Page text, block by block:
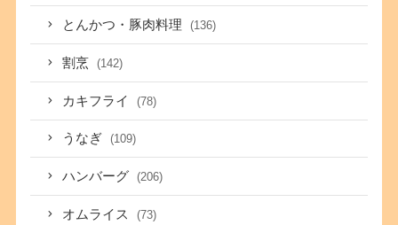
とんかつ・豚肉料理 (136)
割烹 (142)
カキフライ (78)
うなぎ (109)
ハンバーグ (206)
オムライス (73)